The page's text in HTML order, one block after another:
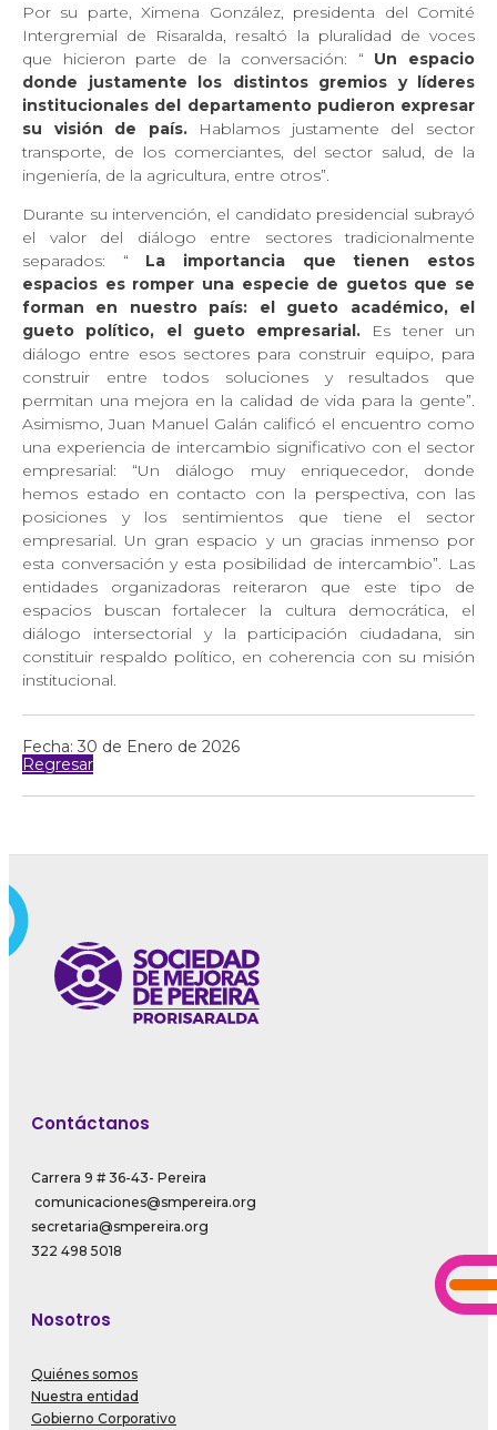
Por su parte, Ximena González, presidenta del Comité
Intergremial de Risaralda, resaltó la pluralidad de voces
que hicieron parte de la conversación: “ Un espacio
donde justamente los distintos gremios y líderes
institucionales del departamento pudieron expresar
su visión de país. Hablamos justamente del sector
transporte, de los comerciantes, del sector salud, de la
ingeniería, de la agricultura, entre otros”.
Durante su intervención, el candidato presidencial subrayó
el valor del diálogo entre sectores tradicionalmente
separados: “ La importancia que tienen estos
espacios es romper una especie de guetos que se
forman en nuestro país: el gueto académico, el
gueto político, el gueto empresarial. Es tener un
diálogo entre esos sectores para construir equipo, para
construir entre todos soluciones y resultados que
permitan una mejora en la calidad de vida para la gente”.
Asimismo, Juan Manuel Galán calificó el encuentro como
una experiencia de intercambio significativo con el sector
empresarial: “Un diálogo muy enriquecedor, donde
hemos estado en contacto con la perspectiva, con las
posiciones y los sentimientos que tiene el sector
empresarial. Un gran espacio y un gracias inmenso por
esta conversación y esta posibilidad de intercambio”. Las
entidades organizadoras reiteraron que este tipo de
espacios buscan fortalecer la cultura democrática, el
diálogo intersectorial y la participación ciudadana, sin
constituir respaldo político, en coherencia con su misión
institucional.
Fecha: 30 de Enero de 2026
Regresar
Contáctanos
Carrera 9 # 36-43- Pereira
comunicaciones@smpereira.org
secretaria@smpereira.org
322 498 5018
Nosotros
Quiénes somos
Nuestra entidad
Gobierno Corporativo